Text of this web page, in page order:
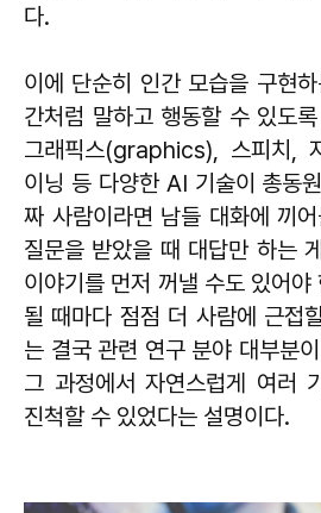
다.
이에 단순히 인간 모습을 구현
간처럼 말하고 행동할 수 있도
그래픽스(graphics), 스피치,
이닝 등 다양한 AI 기술이 총동
짜 사람이라면 남들 대화에 끼
질문을 받았을 때 대답만 하는
이야기를 먼저 꺼낼 수도 있어
될 때마다 점점 더 사람에 근접
는 결국 관련 연구 분야 대부분
그 과정에서 자연스럽게 여러
진척할 수 있었다는 설명이다.